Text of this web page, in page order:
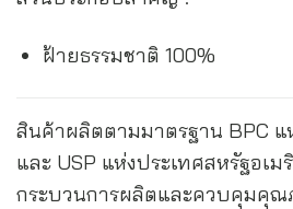
ฝ้ายธรรมชาติ 100%
สินค้าผลิตตามมาตรฐาน BPC แ
และ USP แห่งประเทศสหรัฐอเม
กระบวนการผลิตและควบคุมคุณ